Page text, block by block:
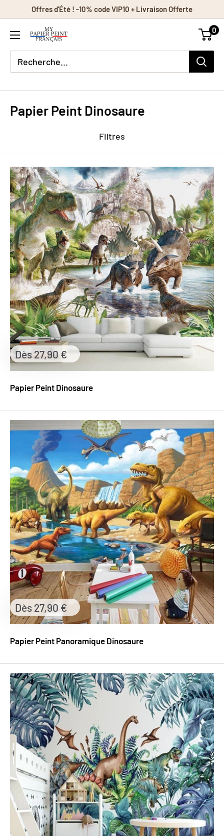
contenu
Offres d'Été ! -10% code VIP10 + Livraison Offerte
0
Papier Peint Dinosaure
Filtres
Papier Peint Dinosaure
Prix
réduit
Dès 27,90 €
Papier Peint Panoramique Dinosaure
Prix
réduit
Dès 27,90 €